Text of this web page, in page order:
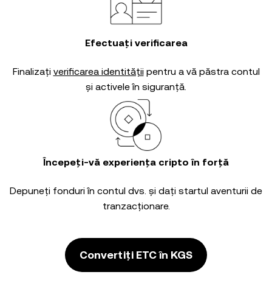
Efectuați verificarea
Finalizați verificarea identității pentru a vă păstra contul
și activele în siguranță.
Începeți-vă experiența cripto în forță
Depuneți fonduri în contul dvs. și dați startul aventurii de
tranzacționare.
Convertiți ETC în KGS